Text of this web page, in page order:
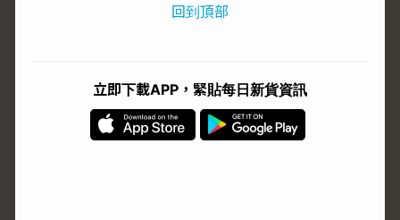
回到頂部
立即下載APP，緊貼每日新貨資訊